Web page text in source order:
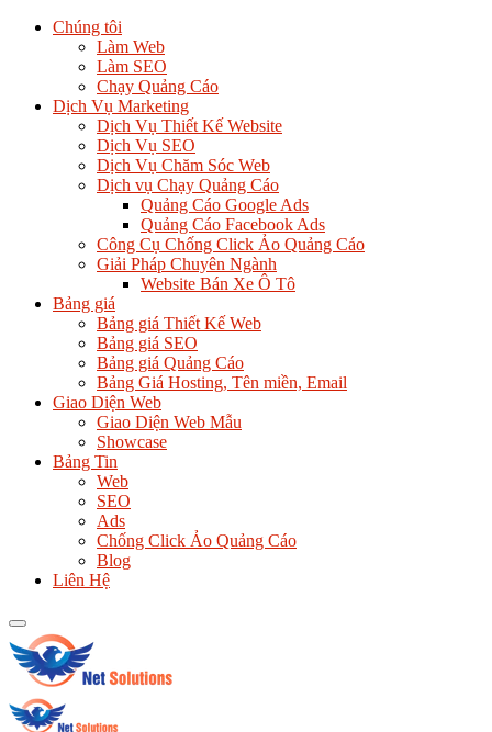
Chúng tôi
Làm Web
Làm SEO
Chạy Quảng Cáo
Dịch Vụ Marketing
Dịch Vụ Thiết Kế Website
Dịch Vụ SEO
Dịch Vụ Chăm Sóc Web
Dịch vụ Chạy Quảng Cáo
Quảng Cáo Google Ads
Quảng Cáo Facebook Ads
Công Cụ Chống Click Ảo Quảng Cáo
Giải Pháp Chuyên Ngành
Website Bán Xe Ô Tô
Bảng giá
Bảng giá Thiết Kế Web
Bảng giá SEO
Bảng giá Quảng Cáo
Bảng Giá Hosting, Tên miền, Email
Giao Diện Web
Giao Diện Web Mẫu
Showcase
Bảng Tin
Web
SEO
Ads
Chống Click Ảo Quảng Cáo
Blog
Liên Hệ